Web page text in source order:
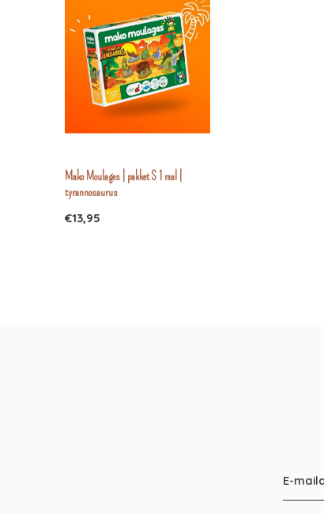
Mako Moulages | pakket S 1 mal |
tyrannosaurus
€13,95